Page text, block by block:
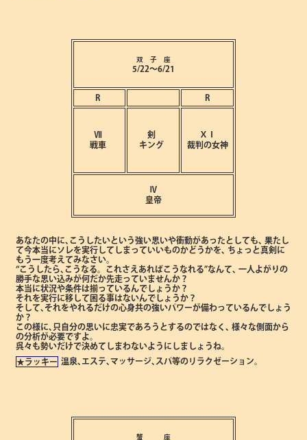
双 子 座
5/22～6/21
R R
Ⅶ
戦車
剣
キング
ⅩⅠ
裁判の女神
Ⅳ
皇帝
あなたの中に､こうしたいという強い思いや衝動があったとしても､ 果たし
て今本当にソレを実行してしまっていいものかどうかを､
ちょっと真剣に
もう一度考えてみなさい。
“こうしたら､こうなる。これさえあればこうなれる”なんて､ 一人よがりの
勝手な思い込みが何だか先走っていませんか？
本当に状況や条件は揃っているんでしょうか？
それを実行に移して困る事はないんでしょうか？
そして､それをやれるだけの心身共の強いパワーが備わっているんでしょう
か？
この様に､只自分の思いに忠実であろうとするのではなく､ 様々な側面から
の分析が必要ですよ。
呉々も勢いだけで決めてしまわないようにしましょうね。
★ラッキー 温泉､エステ､マッサージ､スパ等のリラクゼーション。
蟹 座